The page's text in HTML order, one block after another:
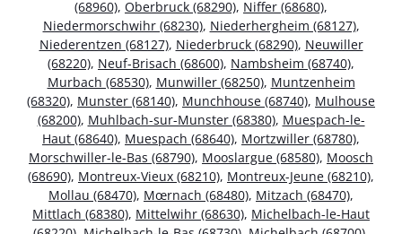
(68960), Oberbruck (68290), Niffer (68680),
Niedermorschwihr (68230), Niederhergheim (68127),
Niederentzen (68127), Niederbruck (68290), Neuwiller
(68220), Neuf-Brisach (68600), Nambsheim (68740),
Murbach (68530), Munwiller (68250), Muntzenheim
(68320), Munster (68140), Munchhouse (68740), Mulhouse
(68200), Muhlbach-sur-Munster (68380), Muespach-le-
Haut (68640), Muespach (68640), Mortzwiller (68780),
Morschwiller-le-Bas (68790), Mooslargue (68580), Moosch
(68690), Montreux-Vieux (68210), Montreux-Jeune (68210),
Mollau (68470), Mœrnach (68480), Mitzach (68470),
Mittlach (68380), Mittelwihr (68630), Michelbach-le-Haut